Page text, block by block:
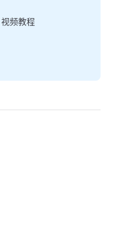
视频教程